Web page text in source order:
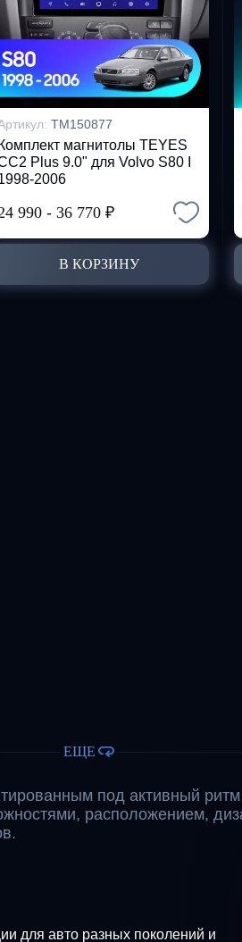
TM150877
Комплект магнитолы TEYES
Plus 9.0" для Volvo S80 I
2006
990 - 36 770 ₽
В КОРЗИНУ
ЕЩЕ
под активный
расположением,
для авто разных поколений и